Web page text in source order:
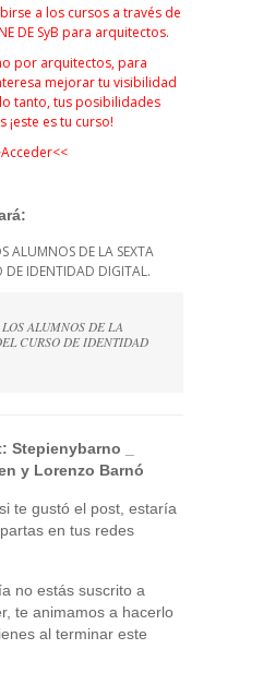
a los cursos a través de
DE SyB para arquitectos.
por arquitectos, para
mejorar tu visibilidad
tanto, tus posibilidades
¡este es tu curso!
Acceder<<
ALUMNOS DE LA SEXTA
DE IDENTIDAD DIGITAL.
ALUMNOS DE LA
CURSO DE IDENTIDAD
Stepienybarno
y Lorenzo Barnó
te gustó el post, estaría
en tus redes
no estás suscrito a
te animamos a hacerlo
al terminar este